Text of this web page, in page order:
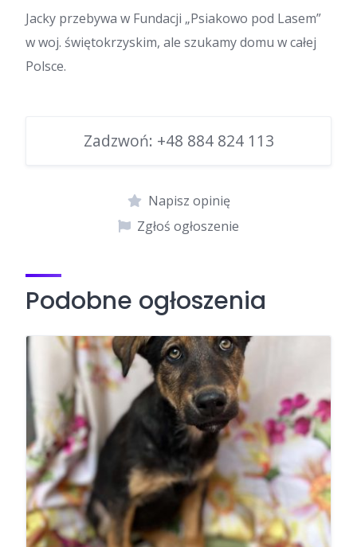
Jacky przebywa w Fundacji „Psiakowo pod Lasem”
w woj. świętokrzyskim, ale szukamy domu w całej
Polsce.
Zadzwoń: +48 884 824 113
Napisz opinię
Zgłoś ogłoszenie
Podobne ogłoszenia